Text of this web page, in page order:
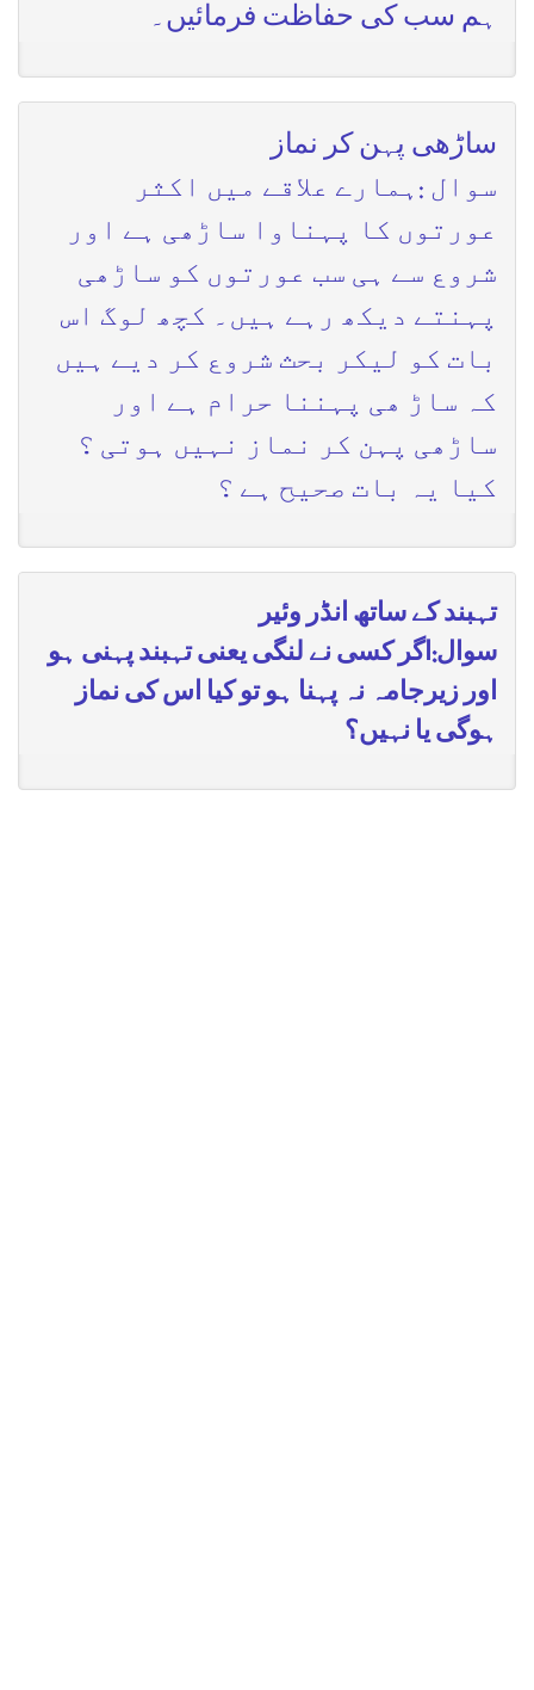
ہم سب کی حفاظت فرمائیں۔
ساڑھی پہن کر نماز
سوال :ہمارے علاقے میں اکثر
عورتوں کا پہناوا ساڑھی ہے اور
شروع سے ہی سب عورتوں کو ساڑھی
پہنتے دیکھ رہے ہیں۔ کچھ لوگ اس
بات کو لیکر بحث شروع کر دیے ہیں
کہ ساڑ ھی پہننا حرام ہے اور
ساڑھی پہن کر نماز نہیں ہوتی ؟
کیا یہ بات صحیح ہے ؟
تہبند کے ساتھ انڈر وئیر
سوال:اگر کسی نے لنگی یعنی تہبند پہنی ہو
اور زیرجامہ نہ پہنا ہو تو کیا اس کی نماز
ہوگی یا نہیں؟